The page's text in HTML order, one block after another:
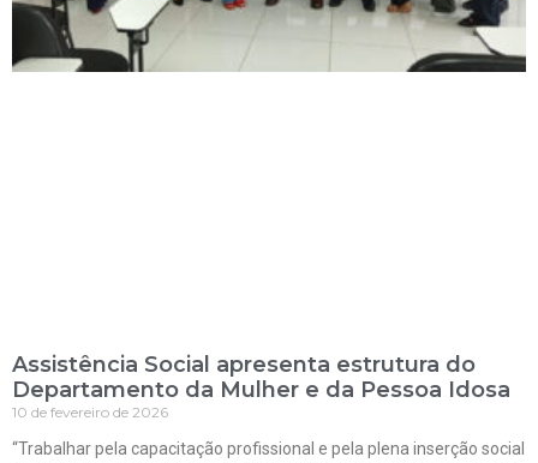
Assistência Social apresenta estrutura do
Departamento da Mulher e da Pessoa Idosa
10 de fevereiro de 2026
“Trabalhar pela capacitação profissional e pela plena inserção social